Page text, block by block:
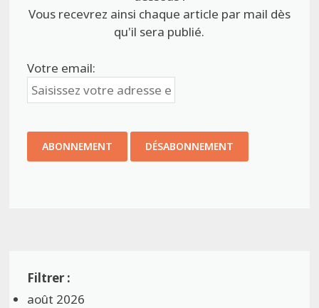
Vous recevrez ainsi chaque article par mail dès
qu'il sera publié.
Votre email:
août 2026